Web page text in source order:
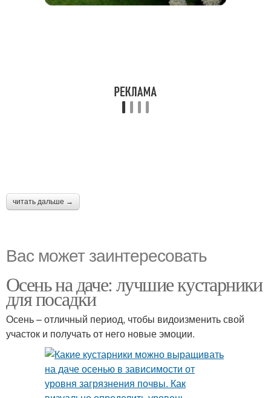
читать дальше →
Вас может заинтересовать
Осень на даче: лучшие кустарники
для посадки
Осень – отличный период, чтобы видоизменить свой
участок и получать от него новые эмоции.